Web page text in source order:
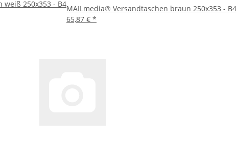
weiß 250x353 - B4MAILmedia® Versandtaschen braun 250x353 - B4
65,87 € *